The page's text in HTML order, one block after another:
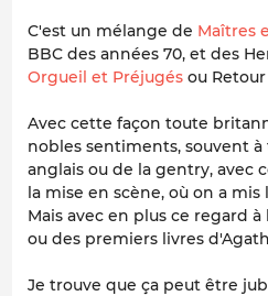
C'est un mélange de Maîtres
BBC des années 70, et des
Orgueil et Préjugés ou
Avec cette façon toute
nobles sentiments, souvent
anglais ou de la gentry, avec
la mise en scène, où on a mis
Mais avec en plus ce regard
ou des premiers livres
Je trouve que ça peut être